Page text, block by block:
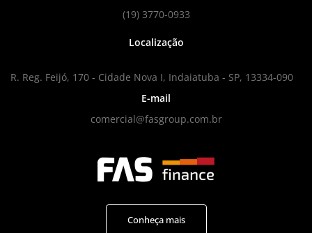
(19) 3770-0933
Localização
R. Reg. Feijó, 170 - Cidade Nova I, Indaiatuba - SP, 13334-090
E-mail
comercial@fasgroup.com.br
Conheça mais